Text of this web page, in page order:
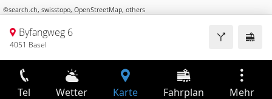
©search.ch, swisstopo, OpenStreetMap, others
Byfangweg 6
4051 Basel
Tel Wetter Karte Fahrplan Mehr